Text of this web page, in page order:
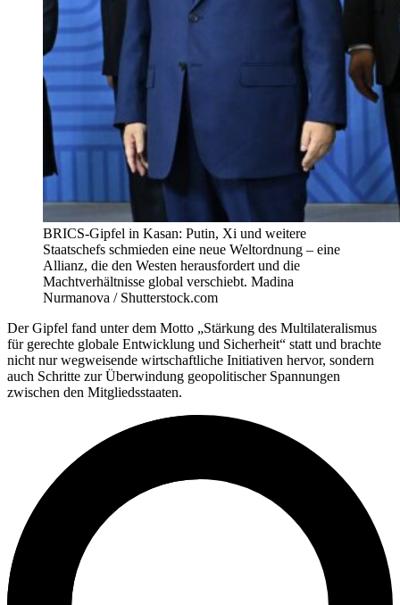
BRICS-Gipfel in Kasan: Putin, Xi und weitere
Staatschefs schmieden eine neue Weltordnung – eine
Allianz, die den Westen herausfordert und die
Machtverhältnisse global verschiebt. Madina
Nurmanova / Shutterstock.com
Der Gipfel fand unter dem Motto „Stärkung des Multilateralismus
für gerechte globale Entwicklung und Sicherheit“ statt und brachte
nicht nur wegweisende wirtschaftliche Initiativen hervor, sondern
auch Schritte zur Überwindung geopolitischer Spannungen
zwischen den Mitgliedsstaaten.